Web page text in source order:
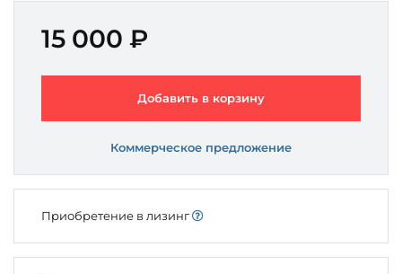
15 000 ₽
Добавить в корзину
Коммерческое предложение
Приобретение в лизинг